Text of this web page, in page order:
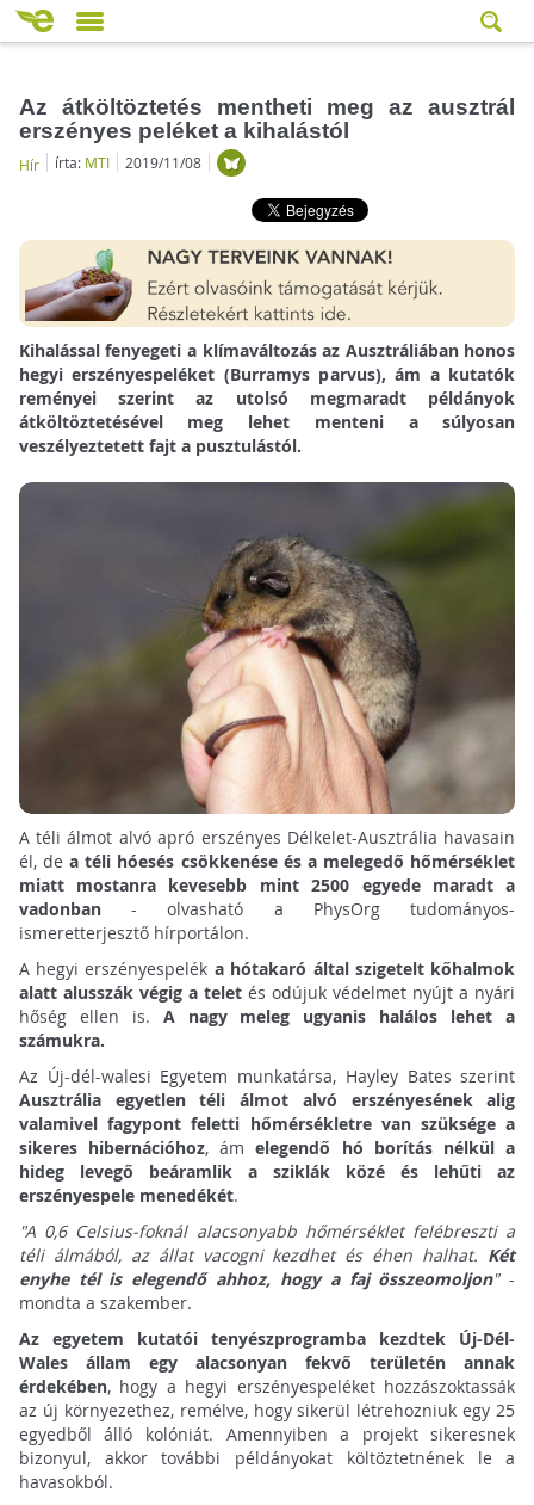
Az átköltöztetés mentheti meg az ausztrál
erszényes peléket a kihalástól
Hír írta: MTI 2019/11/08
Kihalással fenyegeti a klímaváltozás az Ausztráliában honos
hegyi erszényespeléket (Burramys parvus), ám a kutatók
reményei szerint az utolsó megmaradt példányok
átköltöztetésével meg lehet menteni a súlyosan
veszélyeztetett fajt a pusztulástól.
A téli álmot alvó apró erszényes Délkelet-Ausztrália havasain
él, dea téli hóesés csökkenése és a melegedő hőmérséklet
miatt mostanra kevesebb mint 2500 egyede maradt a
vadonban- olvasható a PhysOrg tudományos-
ismeretterjesztő hírportálon.
A hegyi erszényespelék a hótakaró által szigetelt kőhalmok
alatt alusszák végig a teletés odújuk védelmet nyújt a nyári
hőség ellen is. A nagy meleg ugyanis halálos lehet a
számukra.
Az Új-dél-walesi Egyetem munkatársa, Hayley Bates szerint
Ausztrália egyetlen téli álmot alvó erszényesének alig
valamivel fagypont feletti hőmérsékletre van szüksége a
sikeres hibernációhoz, ámelegendő hó borítás nélkül a
hideg levegő beáramlik a sziklák közé és lehűti az
erszényespele menedékét.
"A 0,6 Celsius-foknál alacsonyabb hőmérséklet felébreszti a
téli álmából, az állat vacogni kezdhet és éhen halhat. Két
enyhe tél is elegendő ahhoz, hogy a faj összeomoljon"-
mondta a szakember.
Az egyetem kutatói tenyészprogramba kezdtek Új-Dél-
Wales állam egy alacsonyan fekvő területén annak
érdekében, hogy a hegyi erszényespeléket hozzászoktassák
az új környezethez, remélve, hogy sikerül létrehozniuk egy 25
egyedből álló kolóniát. Amennyiben a projekt sikeresnek
bizonyul, akkor további példányokat költöztetnének le a
havasokból.